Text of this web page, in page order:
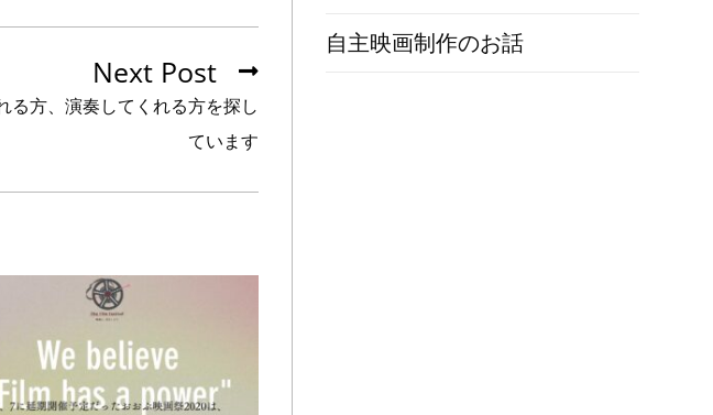
Next Post
る方、演奏してくれる方を探し
ています
自主映画制作のお話